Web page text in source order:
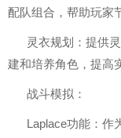
配队组合，帮助玩家
灵衣规划：提供
建和培养角色，提高
战斗模拟：
Laplace功能：作